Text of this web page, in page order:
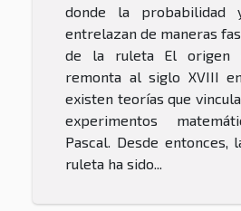
donde la
entrelazan de maneras
de la ruleta El origen
remonta al siglo XVIII
existen teorías que
experimentos
Pascal. Desde entonces,
ruleta ha sido...